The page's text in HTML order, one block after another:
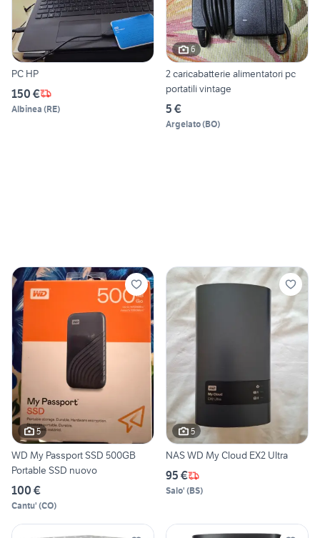
PC HP
150 €
Albinea (RE)
6
2 caricabatterie alimentatori pc
portatili vintage
5 €
Argelato(BO)
5
WD My Passport SSD 500GB
Portable SSD nuovo
100 €
Cantu' (CO)
5
NAS WD My Cloud EX2 Ultra
95 €
Salo' (BS)